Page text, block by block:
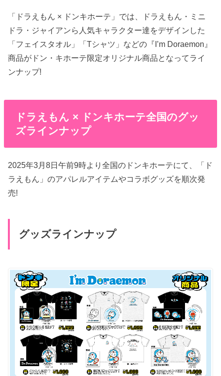
「ドラえもん × ドンキホーテ」では、ドラえもん・ミニ
ドラ・ジャイアンら人気キャラクター達をデザインした
「フェイスタオル」「Tシャツ」などの『I’m Doraemon』
商品がドン・キホーテ限定オリジナル商品となってライ
ンナップ!
ドラえもん × ドンキホーテ全国のグッ
ズラインナップ
2025年3月8日午前9時より全国のドンキホーテにて、「ド
ラえもん」のアパレルアイテムやコラボグッズを順次発
売!
グッズラインナップ